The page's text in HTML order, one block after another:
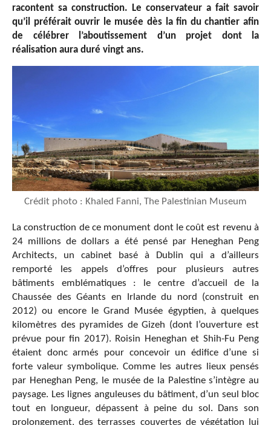
racontent sa construction. Le conservateur a fait savoir
qu’il préférait ouvrir le musée dès la fin du chantier afin
de célébrer l’aboutissement d’un projet dont la
réalisation aura duré vingt ans.
Crédit photo : Khaled Fanni, The Palestinian Museum
La construction de ce monument dont le coût est revenu à
24 millions de dollars a été pensé par Heneghan Peng
Architects, un cabinet basé à Dublin qui a d’ailleurs
remporté les appels d’offres pour plusieurs autres
bâtiments emblématiques : le centre d’accueil de la
Chaussée des Géants en Irlande du nord (construit en
2012) ou encore le Grand Musée égyptien, à quelques
kilomètres des pyramides de Gizeh (dont l’ouverture est
prévue pour fin 2017). Roisin Heneghan et Shih-Fu Peng
étaient donc armés pour concevoir un édifice d’une si
forte valeur symbolique. Comme les autres lieux pensés
par Heneghan Peng, le musée de la Palestine s’intègre au
paysage. Les lignes anguleuses du bâtiment, d’un seul bloc
tout en longueur, dépassent à peine du sol. Dans son
prolongement, des terrasses couvertes de végétation lui